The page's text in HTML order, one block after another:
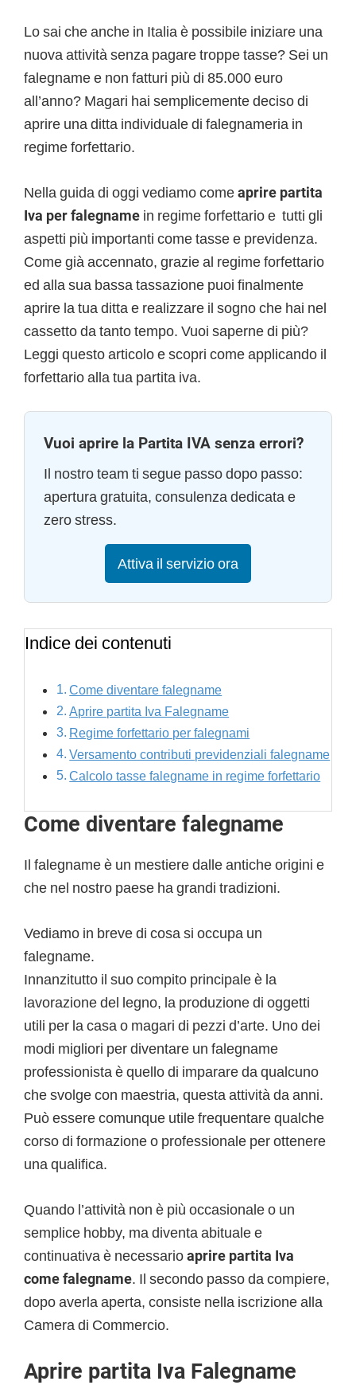
Lo sai che anche in Italia è possibile iniziare una
nuova attività senza pagare troppe tasse? Sei un
falegname e non fatturi più di 85.000 euro
all’anno? Magari hai semplicemente deciso di
aprire una ditta individuale di falegnameria in
regime forfettario.
Nella guida di oggi vediamo comeaprire partita
Iva per falegname in regime forfettario e tutti gli
aspetti più importanti come tasse e previdenza.
Come già accennato, grazie al regime forfettario
ed alla sua bassa tassazione puoi finalmente
aprire la tua ditta e realizzare il sogno che hai nel
cassetto da tanto tempo. Vuoi saperne di più?
Leggi questo articolo e scopri come applicando il
forfettario alla tua partita iva.
Vuoi aprire la Partita IVA senza errori?
Il nostro team ti segue passo dopo passo:
apertura gratuita, consulenza dedicata e
zero stress.
Attiva il servizio ora
Indice dei contenuti
Come diventare falegname
Aprire partita Iva Falegname
Regime forfettario per falegnami
Versamento contributi previdenziali falegname
Calcolo tasse falegname in regime forfettario
Come diventare falegname
Il falegname è un mestiere dalle antiche origini e
che nel nostro paese ha grandi tradizioni.
Vediamo in breve di cosa si occupa un
falegname.
Innanzitutto il suo compito principale è la
lavorazione del legno, la produzione di oggetti
utili per la casa o magari di pezzi d’arte. Uno dei
modi migliori per diventare un falegname
professionista è quello di imparare da qualcuno
che svolge con maestria, questa attività da anni.
Può essere comunque utile frequentare qualche
corso di formazione o professionale per ottenere
una qualifica.
Quando l’attività non è più occasionale o un
semplice hobby, ma diventa abituale e
continuativa è necessarioaprire partita Iva
come falegname. Il secondo passo da compiere,
dopo averla aperta, consiste nella iscrizione alla
Camera di Commercio.
Aprire partita Iva Falegname